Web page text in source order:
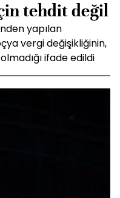
tehdit değil
yapılan
vergi değişikliğinin,
ifade edildi